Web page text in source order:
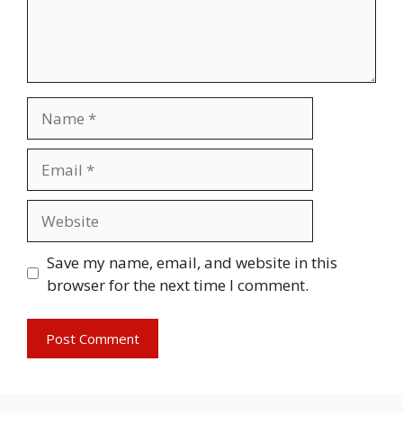
Save my name, email, and website in this
browser for the next time I comment.